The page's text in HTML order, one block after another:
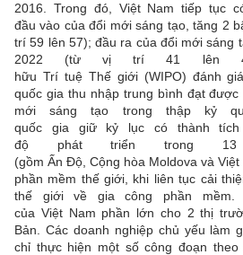
2016. Trong đó, Việt Nam tiếp tục
đầu vào của đổi mới sáng tạo, tăng 2
trí 59 lên 57); đầu ra của đổi mới sáng
2022 (từ vị trí 41 lên
hữu Trí tuệ Thế giới (WIPO) đánh
quốc gia thu nhập trung bình đạt
mới sáng tạo trong thập kỷ
quốc gia giữ kỷ lục có thành
độ phát triển trong
(gồm Ấn Độ, Cộng hòa Moldova và
phần mềm thế giới, khi liên tục cải
thế giới về gia công phần mềm.
của Việt Nam phần lớn cho 2 thị
Bản. Các doanh nghiệp chủ yếu làm
chỉ thực hiện một số công đoạn